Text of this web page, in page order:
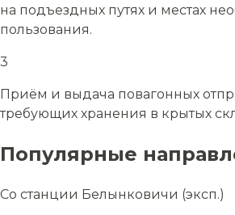
на подъездных путях и местах
пользования.
3
Приём и выдача повагонных
требующих хранения в крытых
Популярные
Со станции Белынковичи (эксп.)